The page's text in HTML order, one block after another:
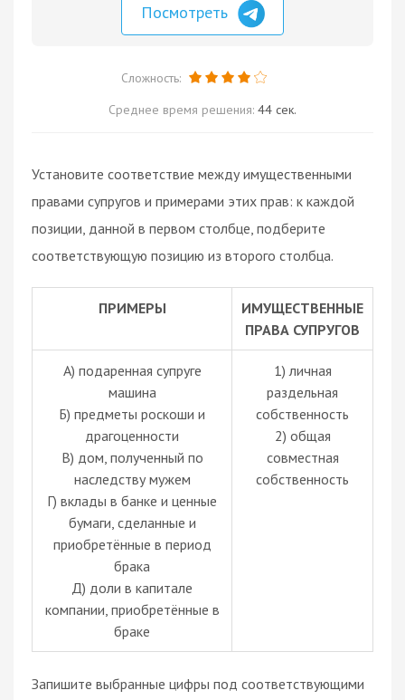
Посмотреть
Сложность:
Среднее время решения: 44 сек.
Установите соответствие между имущественными
правами супругов и примерами этих прав: к каждой
позиции, данной в первом столбце, подберите
соответствующую позицию из второго столбца.
ПРИМЕРЫ
ИМУЩЕСТВЕННЫЕ
ПРАВА СУПРУГОВ
А) подаренная супруге
машина
Б) предметы роскоши и
драгоценности
B) дом, полученный по
наследству мужем
Г) вклады в банке и ценные
бумаги, сделанные и
приобретённые в период
брака
Д) доли в капитале
компании, приобретённые в
браке
1) личная
раздельная
собственность
2) общая
совместная
собственность
Запишите выбранные цифры под соответствующими